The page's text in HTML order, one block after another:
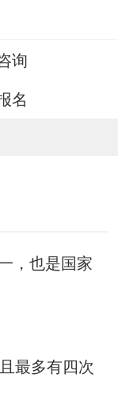
询
名
，也是国家
最多有四次